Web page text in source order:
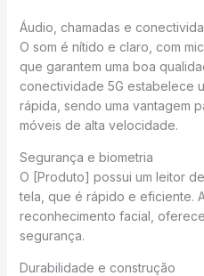
Áudio, chamadas e
O som é nítido e claro, com
que garantem uma boa
conectividade 5G estabelece
rápida, sendo uma vantagem
móveis de alta velocidade.
Segurança e biometria
O [Produto] possui um leitor
tela, que é rápido e eficiente.
reconhecimento facial,
segurança.
Durabilidade e construção